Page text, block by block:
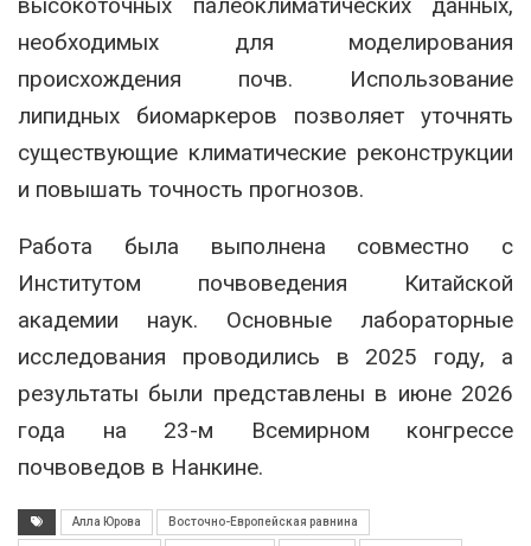
высокоточных палеоклиматических данных,
необходимых для моделирования
происхождения почв. Использование
липидных биомаркеров позволяет уточнять
существующие климатические реконструкции
и повышать точность прогнозов.
Работа была выполнена совместно с
Институтом почвоведения Китайской
академии наук. Основные лабораторные
исследования проводились в 2025 году, а
результаты были представлены в июне 2026
года на 23-м Всемирном конгрессе
почвоведов в Нанкине.
Алла Юрова Восточно-Европейская равнина